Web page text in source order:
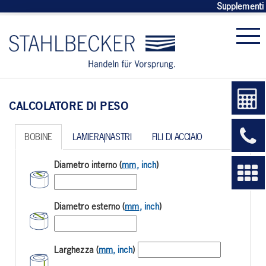
Supplementi
CALCOLATORE DI PESO
BOBINE LAMIERA|NASTRI FILI DI ACCIAIO
Diametro interno (mm, inch)
Diametro esterno (mm, inch)
Larghezza (mm, inch)